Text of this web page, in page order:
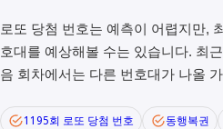
로또 당첨 번호는 예측이 어렵지만,
호대를 예상해볼 수는 있습니다. 최
음 회차에서는 다른 번호대가 나올
1195회 로또 당첨 번호 동행복권